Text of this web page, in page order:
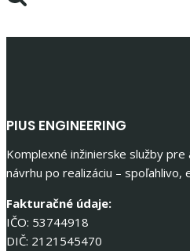
PIUS ENGINEERING
Komplexné inžinierske služby
návrhu po realizáciu – spoľahlivo,
Fakturačné údaje:
IČO: 53744918
DIČ: 2121545470